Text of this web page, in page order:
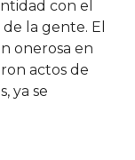
con el
la gente. El
onerosa en
actos de
ya se